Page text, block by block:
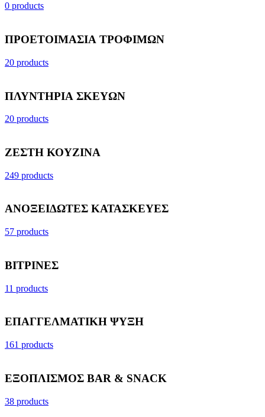
0 products
ΠΡΟΕΤΟΙΜΑΣΙΑ ΤΡΟΦΙΜΩΝ
20 products
ΠΛΥΝΤΗΡΙΑ ΣΚΕΥΩΝ
20 products
ΖΕΣΤΗ ΚΟΥΖΙΝΑ
249 products
ΑΝΟΞΕΙΔΩΤΕΣ ΚΑΤΑΣΚΕΥΕΣ
57 products
ΒΙΤΡΙΝΕΣ
11 products
ΕΠΑΓΓΕΛΜΑΤΙΚΗ ΨΥΞΗ
161 products
ΕΞΟΠΛΙΣΜΟΣ BAR & SNACK
38 products